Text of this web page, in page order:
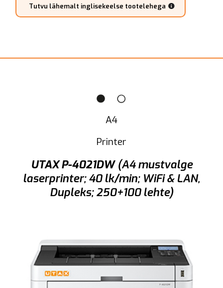
Tutvu lähemalt inglisekeelse tootelehega
A4
Printer
UTAX P-4021DW (A4 mustvalge
laserprinter; 40 lk/min; WiFi & LAN,
Dupleks; 250+100 lehte)